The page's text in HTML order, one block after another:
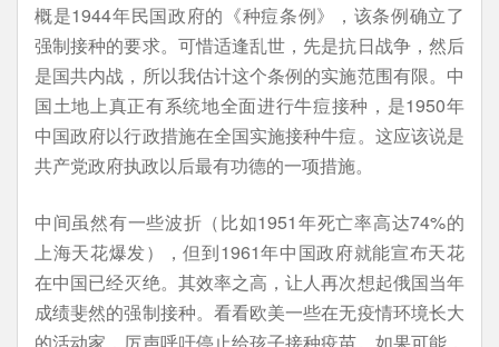
概是1944年民国政府的《种痘条例》，该条例确立了
强制接种的要求。可惜适逢乱世，先是抗日战争，然后
是国共内战，所以我估计这个条例的实施范围有限。中
国土地上真正有系统地全面进行牛痘接种，是1950年
中国政府以行政措施在全国实施接种牛痘。这应该说是
共产党政府执政以后最有功德的一项措施。
中间虽然有一些波折（比如1951年死亡率高达74%的
上海天花爆发），但到1961年中国政府就能宣布天花
在中国已经灭绝。其效率之高，让人再次想起俄国当年
成绩斐然的强制接种。看看欧美一些在无疫情环境长大